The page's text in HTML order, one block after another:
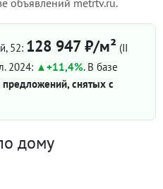
объявлений metrtv.ru.
52: 128 947 ₽/м² (II
2024: +11,4%. В базе
снятых с
дому